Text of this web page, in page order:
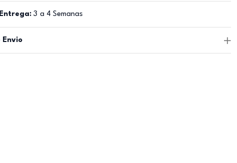
3 a 4 Semanas
Envio